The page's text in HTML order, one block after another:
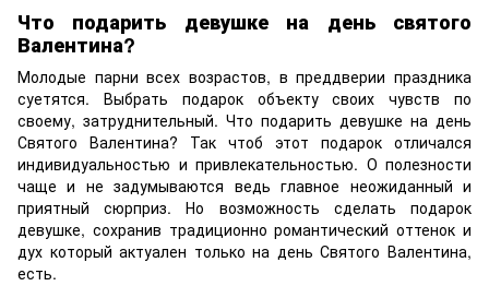
Что подарить девушке на день святого
Валентина?
Молодые парни всех возрастов, в преддверии праздника
суетятся. Выбрать подарок объекту своих чувств по
своему, затруднительный. Что подарить девушке на день
Святого Валентина? Так чтоб этот подарок отличался
индивидуальностью и привлекательностью. О полезности
чаще и не задумываются ведь главное неожиданный и
приятный сюрприз. Но возможность сделать подарок
девушке, сохранив традиционно романтический оттенок и
дух который актуален только на день Святого Валентина,
есть.